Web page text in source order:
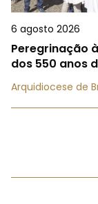
6 agosto 2026
Peregrinação
dos 550 anos
Arquidiocese de